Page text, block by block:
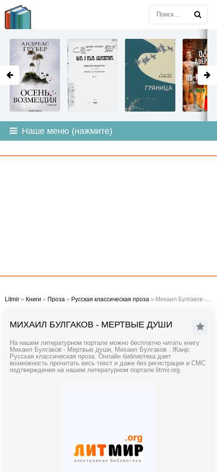
Наше меню (нажмите)
Litmir » Книги » Проза » Русская классическая проза » Михаил Булгаков - Мертвые души
МИХАИЛ БУЛГАКОВ - МЕРТВЫЕ ДУШИ
На нашем литературном портале можно бесплатно читать книгу
Михаил Булгаков - Мертвые души, Михаил Булгаков . Жанр:
Русская классическая проза. Онлайн библиотека дает
возможность прочитать весь текст и даже без регистрации и СМС
подтверждения на нашем литературном портале litmir.org.
LITMIR.ORG